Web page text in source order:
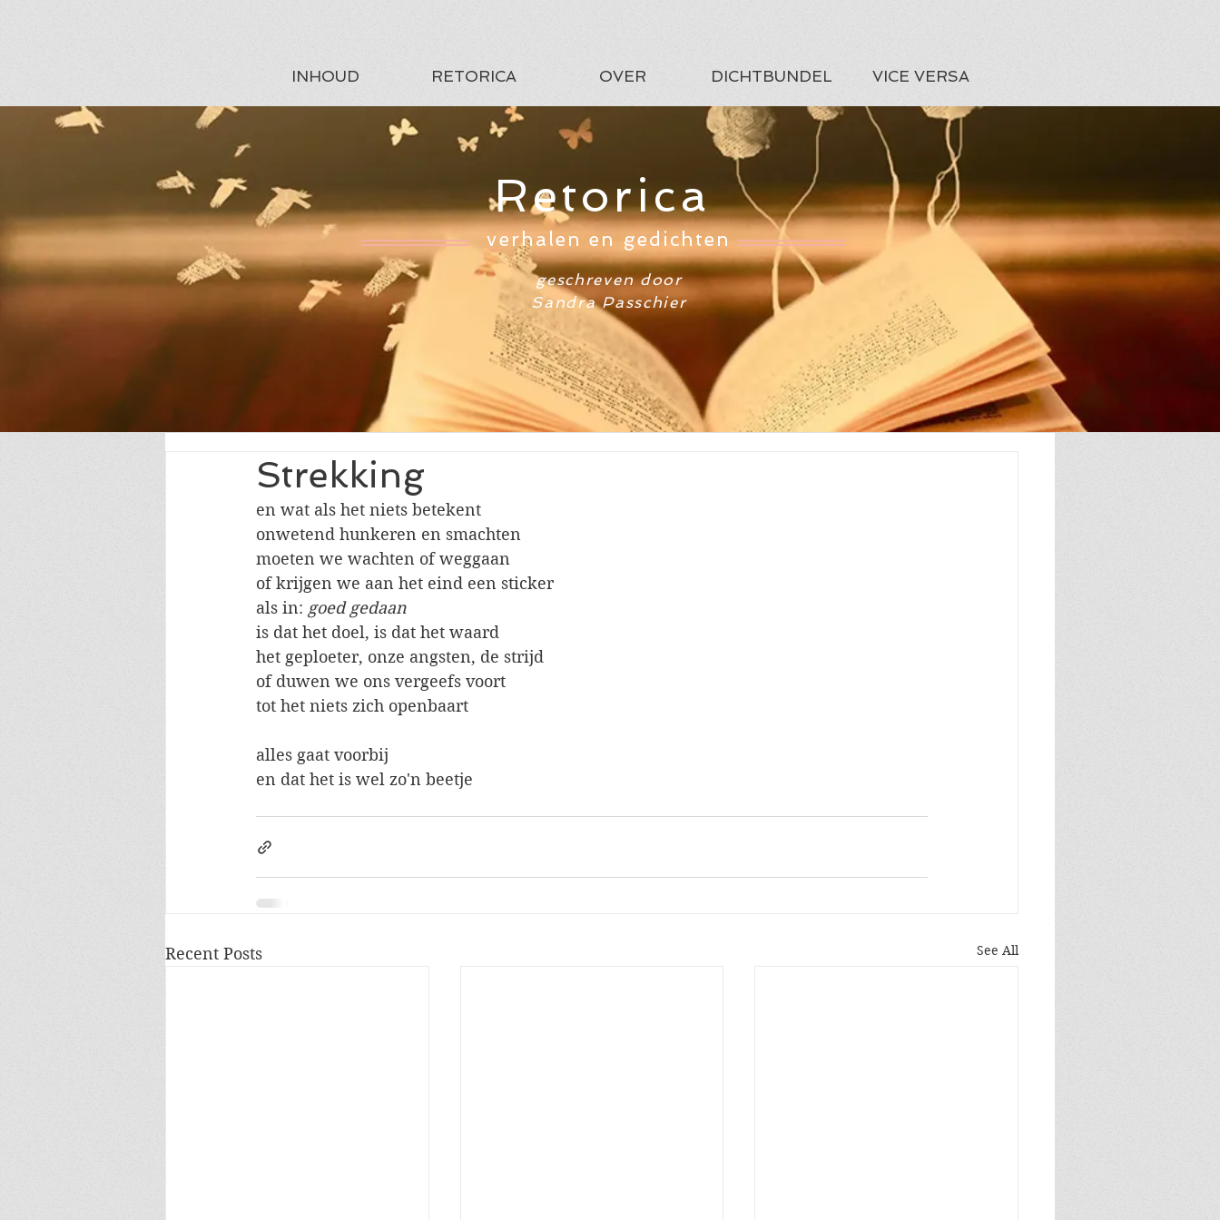
INHOUD RETORICA OVER DICHTBUNDEL VICE VERSA
Retorica
verhalen en gedichten
geschreven door
Sandra Passchier
Strekking
en wat als het niets betekent
onwetend hunkeren en smachten
moeten we wachten of weggaan
of krijgen we aan het eind een sticker
als in: goed gedaan
is dat het doel, is dat het waard
het geploeter, onze angsten, de strijd
of duwen we ons vergeefs voort
tot het niets zich openbaart
alles gaat voorbij
en dat het is wel zo'n beetje
Recent Posts See All